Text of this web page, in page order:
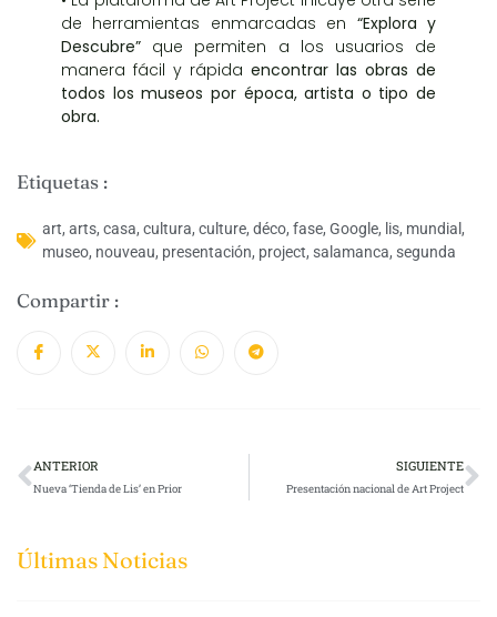
Últimas Noticias
de herramientas enmarcadas en “Explora y
Descubre” que permiten a los usuarios de
manera fácil y rápida encontrar las obras de
todos los museos por época, artista o tipo de
obra.
Etiquetas :
art, arts, casa, cultura, culture, déco, fase, Google, lis, mundial ,
museo, nouveau, presentación, project, salamanca, segunda
Compartir :
ANTERIOR
Nueva ‘Tienda de Lis’ en Prior
SIGUIENTE
Presentación nacional de Art Project